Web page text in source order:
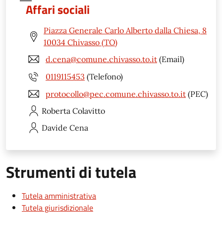
Affari sociali
Piazza Generale Carlo Alberto dalla Chiesa, 8
10034 Chivasso (TO)
d.cena@comune.chivasso.to.it (Email)
0119115453 (Telefono)
protocollo@pec.comune.chivasso.to.it (PEC)
Roberta Colavitto
Davide Cena
Strumenti di tutela
Tutela amministrativa
Tutela giurisdizionale